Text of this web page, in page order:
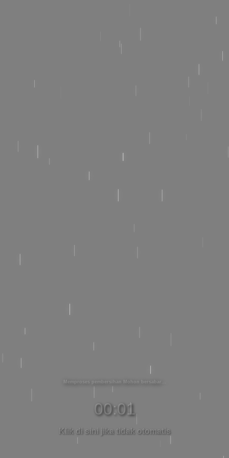
Memproses pembersihan Mohon bersabar
00:01
Klik di sini jika tidak otomatis